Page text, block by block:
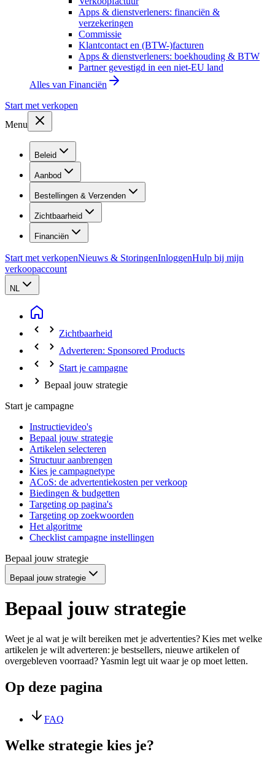
Apps & dienstverleners: financiën &
verzekeringen
Commissie
Klantcontact en (BTW-)facturen
Apps & dienstverleners: boekhouding & BTW
Partner gevestigd in een niet-EU land
Alles van Financiën
Start met verkopen
Menu
Beleid
Aanbod
Bestellingen & Verzenden
Zichtbaarheid
Financiën
Start met verkopenNieuws & StoringenInloggenHulp bij mijn
verkoopaccount
NL
Zichtbaarheid
Adverteren: Sponsored Products
Start je campagne
Bepaal jouw strategie
Start je campagne
Instructievideo's
Bepaal jouw strategie
Artikelen selecteren
Structuur aanbrengen
Kies je campagnetype
ACoS: de advertentiekosten per verkoop
Biedingen & budgetten
Targeting op pagina's
Targeting op zoekwoorden
Het algoritme
Checklist campagne instellingen
Bepaal jouw strategie
Bepaal jouw strategie
Bepaal jouw strategie
Weet je al wat je wilt bereiken met je advertenties? Kies met welke
artikelen je wilt adverteren: je bestsellers, nieuwe artikelen of
overgebleven voorraad? Yasmin legt uit waar je op moet letten.
Op deze pagina
FAQ
Welke strategie kies je?